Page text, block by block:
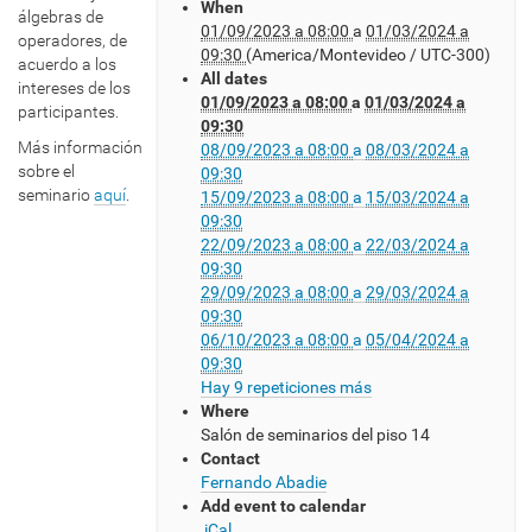
s
:
/
/
w
w
.
c
When
01/09/2023 a 08:00 a 01/03/2024 a
09:30 (America/Montevideo / UTC-300)
All dates
01/09/2023 a 08:00a 01/03/2024 a
09:30
08/09/2023 a 08:00 a 08/03/2024 a
09:30
15/09/2023 a 08:00 a 15/03/2024 a
09:30
22/09/2023 a 08:00 a 22/03/2024 a
09:30
29/09/2023 a 08:00 a 29/03/2024 a
09:30
06/10/2023 a 08:00 a 05/04/2024 a
09:30
Hay 9 repeticiones más
Where
Salón de seminarios del piso 14
Contact
Fernando Abadie
Add event to calendar
álgebras de
operadores, de
acuerdo a los
intereses de los
participantes.
Más información
sobre el
seminarioaquí